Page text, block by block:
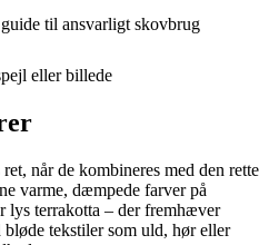
til ansvarligt skovbrug
eller billede
når de kombineres med den rette
varme, dæmpede farver på
lys terrakotta – der fremhæver
tekstiler som uld, hør eller